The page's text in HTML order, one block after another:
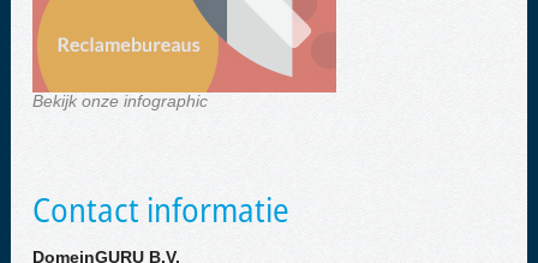
Bekijk onze infographic
Contact informatie
DomeinGURU B.V.